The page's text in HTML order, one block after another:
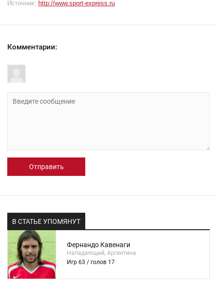
Источник: http://www.sport-express.ru
Комментарии:
Отправить
В СТАТЬЕ УПОМЯНУТ
Фернандо Кавенаги
Нападающий, Аргентина
Игр 63 / голов 17